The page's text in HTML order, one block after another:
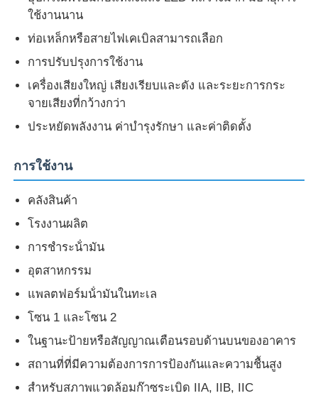
ใช้งานนาน
ท่อเหล็กหรือสายไฟเคเบิลสามารถเลือก
การปรับปรุงการใช้งาน
เครื่องเสียงใหญ่ เสียงเรียบและดัง และระยะการกระ
จายเสียงที่กว้างกว่า
ประหยัดพลังงาน ค่าบํารุงรักษา และค่าติดตั้ง
การใช้งาน
คลังสินค้า
โรงงานผลิต
การชําระน้ํามัน
อุตสาหกรรม
แพลตฟอร์มน้ํามันในทะเล
โซน 1 และโซน 2
ในฐานะป้ายหรือสัญญาณเตือนรอบด้านบนของอาคาร
สถานที่ที่มีความต้องการการป้องกันและความชื้นสูง
สําหรับสภาพแวดล้อมก๊าซระเบิด IIA, IIB, IIC